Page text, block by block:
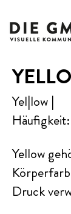
Yel|low |
Häufigkeit:
Yellow
Druck